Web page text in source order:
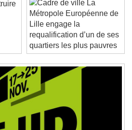
behind liveLIVE
-0:00
La
Métropole Européenne de
Lille engage la
requalification d’un de ses
quartiers les plus pauvres